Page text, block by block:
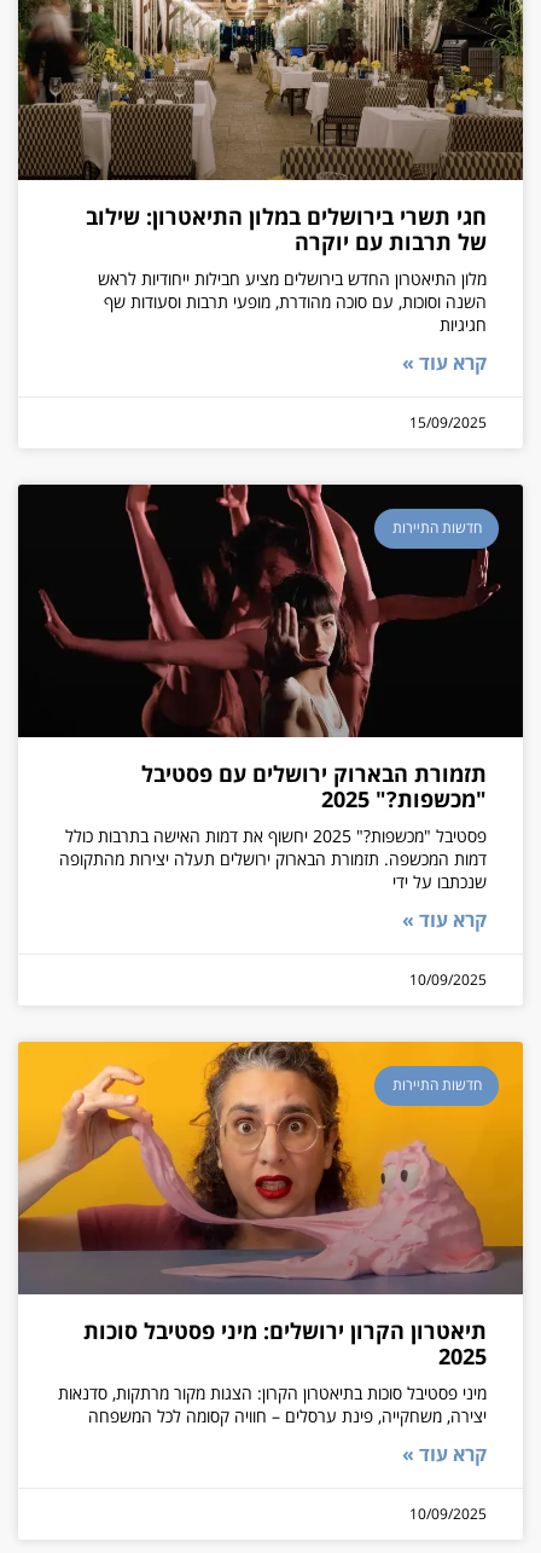
חגי תשרי בירושלים במלון התיאטרון: שילוב
של תרבות עם יוקרה
מלון התיאטרון החדש בירושלים מציע חבילות ייחודיות לראש
השנה וסוכות, עם סוכה מהודרת, מופעי תרבות וסעודות שף
חגיגיות
קרא עוד »
15/09/2025
חדשות התיירות
תזמורת הבארוק ירושלים עם פסטיבל
"מכשפות?" 2025
פסטיבל "מכשפות?" 2025 יחשוף את דמות האישה בתרבות כולל
דמות המכשפה. תזמורת הבארוק ירושלים תעלה יצירות מהתקופה
שנכתבו על ידי
קרא עוד »
10/09/2025
חדשות התיירות
תיאטרון הקרון ירושלים: מיני פסטיבל סוכות
2025
מיני פסטיבל סוכות בתיאטרון הקרון: הצגות מקור מרתקות, סדנאות
יצירה, משחקייה, פינת ערסלים – חוויה קסומה לכל המשפחה
קרא עוד »
10/09/2025